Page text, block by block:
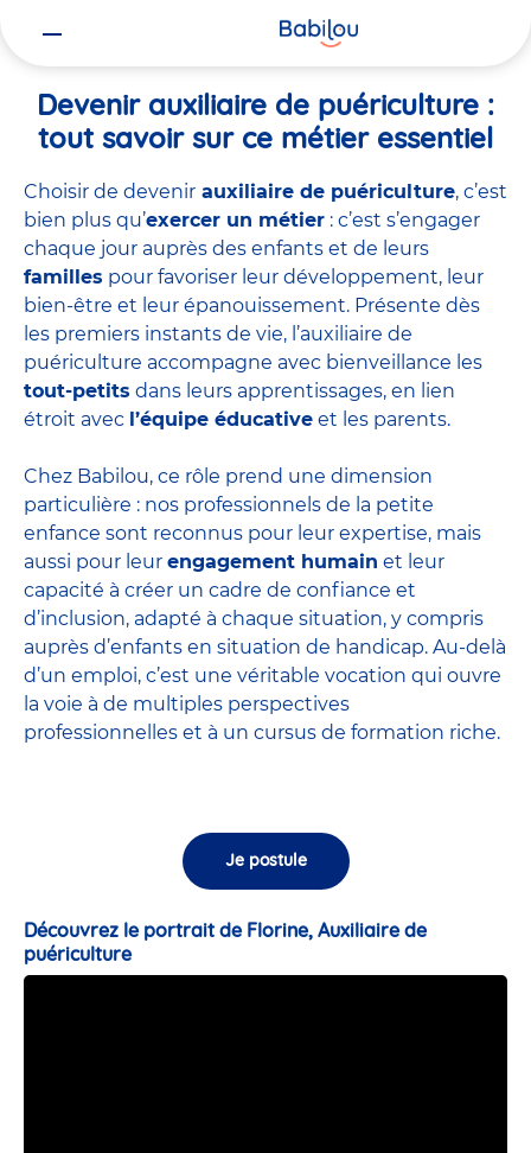
Devenir auxiliaire de puériculture :
tout savoir sur ce métier essentiel
Choisir de devenir auxiliaire de puériculture, c’est
bien plus qu’exercer un métier : c’est s’engager
chaque jour auprès des enfants et de leurs
familles pour favoriser leur développement, leur
bien-être et leur épanouissement. Présente dès
les premiers instants de vie, l’auxiliaire de
puériculture accompagne avec bienveillance les
tout-petits dans leurs apprentissages, en lien
étroit avec l’équipe éducative et les parents.
Chez Babilou, ce rôle prend une dimension
particulière : nos professionnels de la petite
enfance sont reconnus pour leur expertise, mais
aussi pour leur engagement humain et leur
capacité à créer un cadre de confiance et
d’inclusion, adapté à chaque situation, y compris
auprès d’enfants en situation de handicap. Au-delà
d’un emploi, c’est une véritable vocation qui ouvre
la voie à de multiples perspectives
professionnelles et à un cursus de formation riche.
Je postule
Découvrez le portrait de Florine, Auxiliaire de
puériculture